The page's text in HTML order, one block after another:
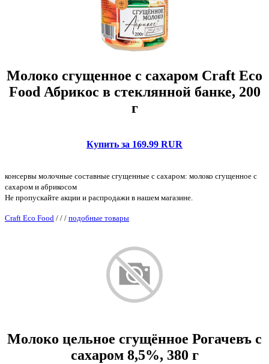
Молоко сгущенное с сахаром Craft Eco
Food Абрикос в стеклянной банке, 200
г
Купить за 169.99 RUR
консервы молочные составные сгущенные с сахаром: молоко сгущенное с
сахаром и абрикосом
Не пропускайте акции и распродажи в нашем магазине.
Craft Eco Food / / / подобные товары
Молоко цельное сгущённое Рогачевъ с
сахаром 8,5%, 380 г